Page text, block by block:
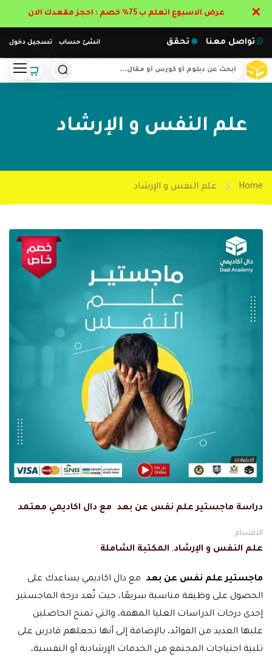
انشئ حساب تسجيل دخول تواصل معنا تحقق
علم النفس و الإرشاد
Home علم النفس و الإرشاد
دراسة ماجستير علم نفس عن بعد مع دال اكاديمي معتمد
الاقسام
علم النفس و الإرشاد, المكتبة الشاملة
ماجستير علم نفس عن بعد مع دال اكاديمي يساعدك على
الحصول على وظيفة مناسبة سريعًا، حيث تُعد درجة الماجستير
إحدى درجات الدراسات العليا المهمة، والتي تمنح الحاصلين
عليها العديد من الفوائد، بالإضافة إلى أنها تجعلهم قادرين على
تلبية احتياجات المجتمع من الخدمات الإرشادية أو النفسية،
عرض الاسبوع اتعلم ب 75% خصم : احجز مقعدك الان ✕